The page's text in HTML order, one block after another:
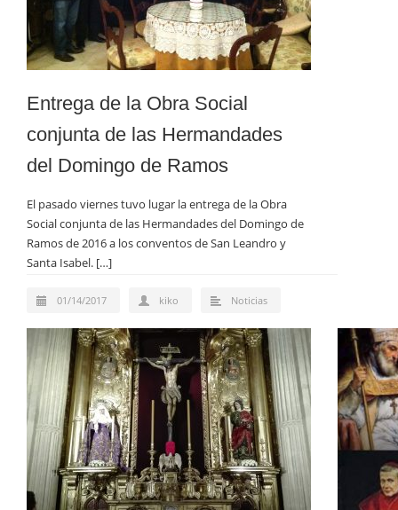
Entrega de la Obra Social
conjunta de las Hermandades
del Domingo de Ramos
El pasado viernes tuvo lugar la entrega de la Obra
Social conjunta de las Hermandades del Domingo de
Ramos de 2016 a los conventos de San Leandro y
Santa Isabel. […]
01/14/2017 kiko Noticias